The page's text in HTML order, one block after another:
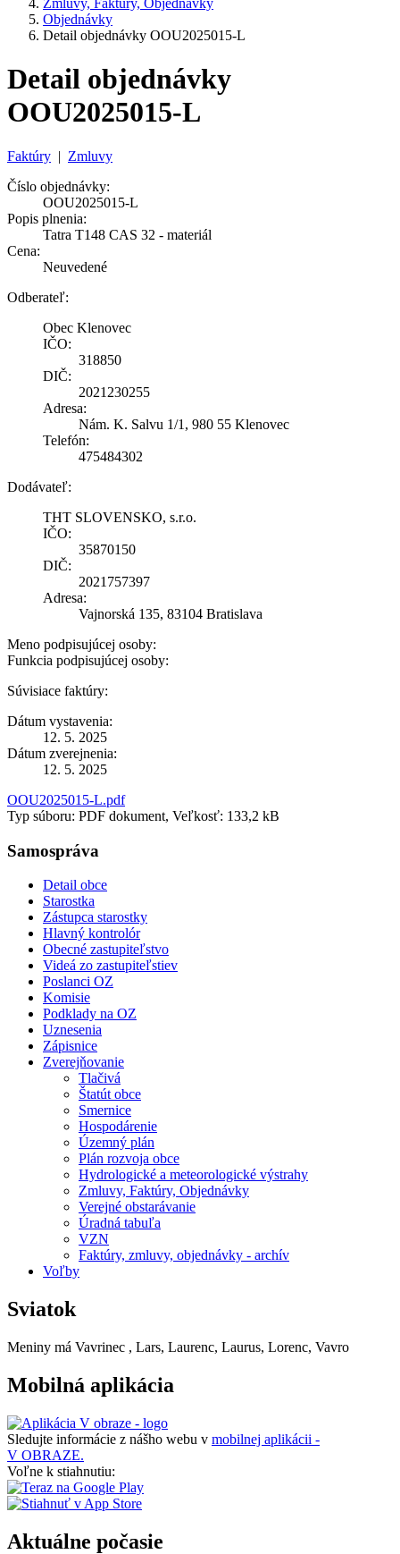
Zmluvy, Faktúry, Objednávky
Objednávky
Detail objednávky OOU2025015-L
Detail objednávky
OOU2025015-L
Faktúry | Zmluvy
Číslo objednávky:
OOU2025015-L
Popis plnenia:
Tatra T148 CAS 32 - materiál
Cena:
Neuvedené
Odberateľ:
Obec Klenovec
IČO:
318850
DIČ:
2021230255
Adresa:
Nám. K. Salvu 1/1, 980 55 Klenovec
Telefón:
475484302
Dodávateľ:
THT SLOVENSKO, s.r.o.
IČO:
35870150
DIČ:
2021757397
Adresa:
Vajnorská 135, 83104 Bratislava
Meno podpisujúcej osoby:
Funkcia podpisujúcej osoby:
Súvisiace faktúry:
Dátum vystavenia:
12. 5. 2025
Dátum zverejnenia:
12. 5. 2025
OOU2025015-L.pdf
Typ súboru: PDF dokument, Veľkosť: 133,2 kB
Samospráva
Detail obce
Starostka
Zástupca starostky
Hlavný kontrolór
Obecné zastupiteľstvo
Videá zo zastupiteľstiev
Poslanci OZ
Komisie
Podklady na OZ
Uznesenia
Zápisnice
Zverejňovanie
Tlačivá
Štatút obce
Smernice
Hospodárenie
Územný plán
Plán rozvoja obce
Hydrologické a meteorologické výstrahy
Zmluvy, Faktúry, Objednávky
Verejné obstarávanie
Úradná tabuľa
VZN
Faktúry, zmluvy, objednávky - archív
Voľby
Sviatok
Meniny má Vavrinec , Lars, Laurenc, Laurus, Lorenc, Vavro
Mobilná aplikácia
Sledujte informácie z nášho webu v mobilnej aplikácii -
V OBRAZE.
Voľne k stiahnutiu:
Aktuálne počasie